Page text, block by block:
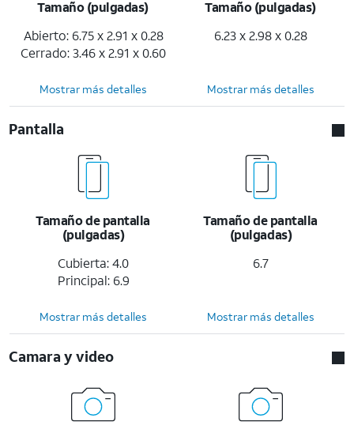
Tamaño (pulgadas)
Abierto: 6.75 x 2.91 x 0.28
Cerrado: 3.46 x 2.91 x 0.60
Tamaño (pulgadas)
6.23 x 2.98 x 0.28
Mostrar más detalles Mostrar más detalles
Pantalla
Tamaño de pantalla
(pulgadas)
Cubierta: 4.0
Principal: 6.9
Tamaño de pantalla
(pulgadas)
6.7
Mostrar más detalles Mostrar más detalles
Camara y video